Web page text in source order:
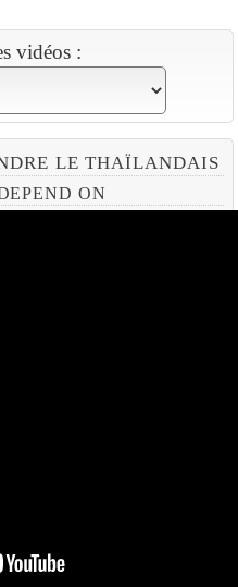
vidéos :
LE THAÏLANDAIS
ON